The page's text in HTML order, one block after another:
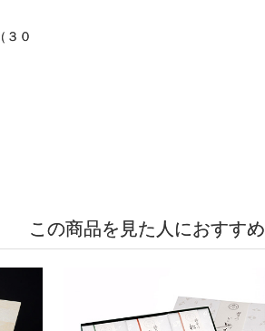
３０
この商品を見た人におすすめ